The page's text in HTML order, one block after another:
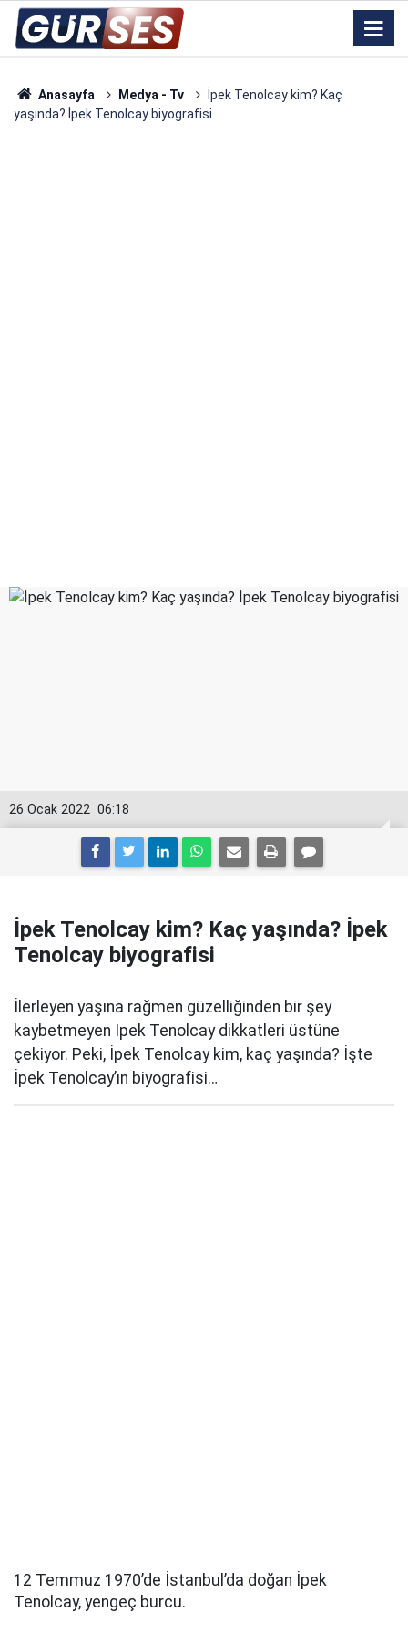
Anasayfa Medya - Tv
İpek Tenolcay kim? Kaç
yaşında? İpek Tenolcay biyografisi
06:18
26 Ocak 2022
İpek Tenolcay kim? Kaç yaşında? İpek
Tenolcay biyografisi
İlerleyen yaşına rağmen güzelliğinden bir şey
kaybetmeyen İpek Tenolcay dikkatleri üstüne
çekiyor. Peki, İpek Tenolcay kim, kaç yaşında? İşte
İpek Tenolcay’ın biyografisi…
12 Temmuz 1970’de İstanbul’da doğan İpek
Tenolcay, yengeç burcu.